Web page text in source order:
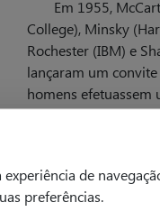
de
preferências.
Em 1955,
College), Minsky
Rochester (IBM) e
lançaram um
homens efetuassem
inteligência artificial,
durante 2 meses
Maio 2024